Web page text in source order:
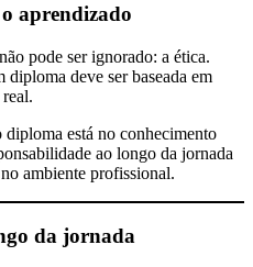
aprendizado
pode ser ignorado: a ética.
deve ser baseada em
está no conhecimento
ao longo da jornada
ambiente profissional.
da jornada